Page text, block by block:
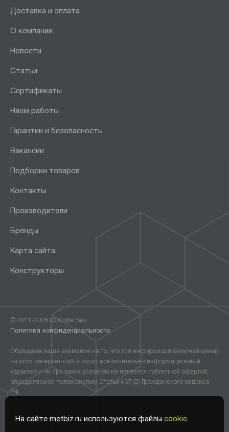
На сайте metbiz.ru используются файлы cookie.
Доставка и оплата
О компании
Новости
Статьи
Сертификаты
Наши работы
Гарантии и безопасность
Вакансии
Подборки товаров
Контакты
Производители
Бренды
Карта сайта
Конструкторы
© 2011-2026 ООО Метбиз
Политика конфиденциальности
Обращаем ваше внимание на то, что вся информация (включая цены)
на этом интернет-сайте носит исключительно информационный
характер и ни при каких условиях не является публичной офертой,
определяемой положениями Статьи 437 (2) Гражданского кодекса
РФ.